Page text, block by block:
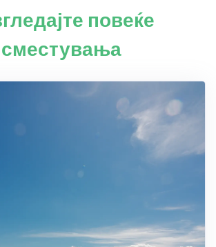
повеќе
сместувања